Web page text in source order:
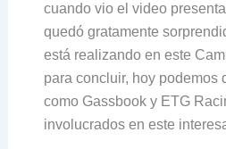
cuando vio el video
quedó gratamente
está realizando en este
para concluir, hoy podemos
como Gassbook y ETG
involucrados en este